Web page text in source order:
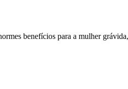
benefícios para a mulher